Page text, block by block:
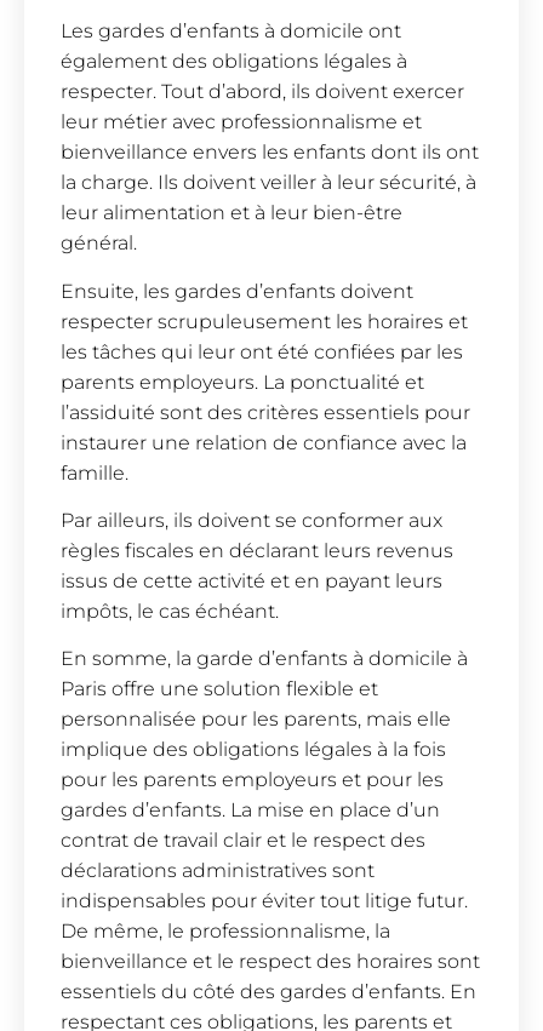
Les gardes d’enfants à domicile ont
également des obligations légales à
respecter. Tout d’abord, ils doivent exercer
leur métier avec professionnalisme et
bienveillance envers les enfants dont ils ont
la charge. Ils doivent veiller à leur sécurité, à
leur alimentation et à leur bien-être
général.
Ensuite, les gardes d’enfants doivent
respecter scrupuleusement les horaires et
les tâches qui leur ont été confiées par les
parents employeurs. La ponctualité et
l’assiduité sont des critères essentiels pour
instaurer une relation de confiance avec la
famille.
Par ailleurs, ils doivent se conformer aux
règles fiscales en déclarant leurs revenus
issus de cette activité et en payant leurs
impôts, le cas échéant.
En somme, la garde d’enfants à domicile à
Paris offre une solution flexible et
personnalisée pour les parents, mais elle
implique des obligations légales à la fois
pour les parents employeurs et pour les
gardes d’enfants. La mise en place d’un
contrat de travail clair et le respect des
déclarations administratives sont
indispensables pour éviter tout litige futur.
De même, le professionnalisme, la
bienveillance et le respect des horaires sont
essentiels du côté des gardes d’enfants. En
respectant ces obligations, les parents et